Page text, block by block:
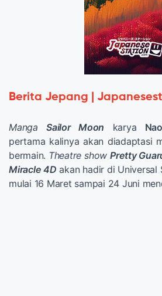
Berita Jepang |
MangaSailor Moon karya
pertama kalinya akan diadaptasi
bermain. Theatre showPretty
Miracle 4D akan hadir di Universal
mulai 16 Maret sampai 24 Juni